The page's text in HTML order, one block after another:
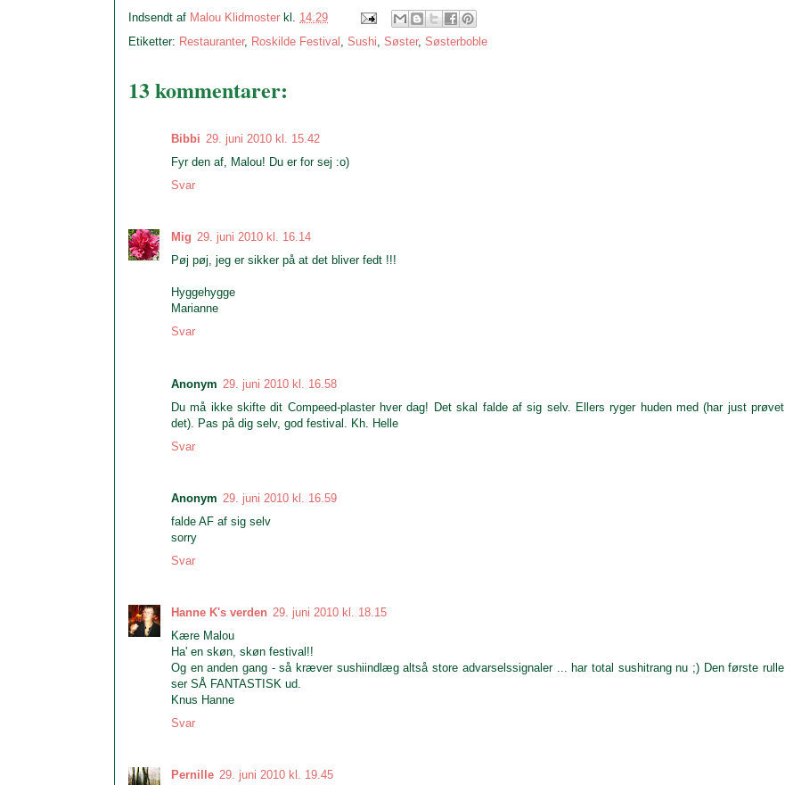
Indsendt af Malou Klidmoster kl. 14.29
Etiketter: Restauranter, Roskilde Festival , Sushi, Søster, Søsterboble
13 kommentarer:
Bibbi 29. juni 2010 kl. 15.42
Fyr den af, Malou! Du er for sej :o)
Svar
Mig 29. juni 2010 kl. 16.14
Pøj pøj, jeg er sikker på at det bliver fedt !!!
Hyggehygge
Marianne
Svar
Anonym 29. juni 2010 kl. 16.58
Du må ikke skifte dit Compeed-plaster hver dag! Det skal falde af sig selv. Ellers ryger huden med (har just prøvet
det). Pas på dig selv, god festival. Kh. Helle
Svar
Anonym 29. juni 2010 kl. 16.59
falde AF af sig selv
sorry
Svar
Hanne K's verden 29. juni 2010 kl. 18.15
Kære Malou
Ha' en skøn, skøn festival!!
Og en anden gang - så kræver sushiindlæg altså store advarselssignaler ... har total sushitrang nu ;) Den første rulle
ser SÅ FANTASTISK ud.
Knus Hanne
Svar
Pernille 29. juni 2010 kl. 19.45